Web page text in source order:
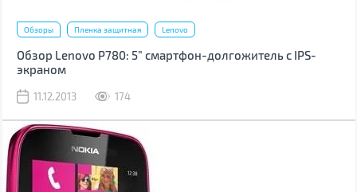
Обзоры Пленка защитная Lenovo
Обзор Lenovo P780: 5” смартфон-долгожитель с IPS-
экраном
11.12.2013 174